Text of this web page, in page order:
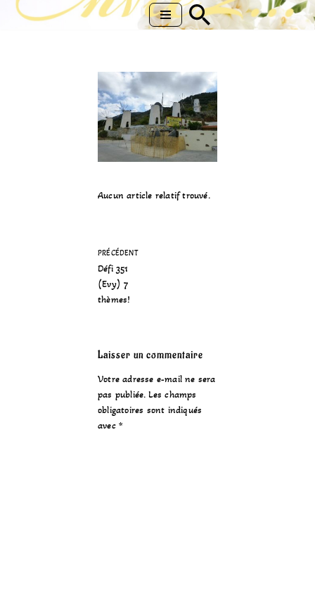
Aucun article relatif trouvé.
PRÉCÉDENT
Défi 351
(Evy) 7
thèmes!
Laisser un commentaire
Votre adresse e-mail ne sera
pas publiée. Les champs
obligatoires sont indiqués
avec *